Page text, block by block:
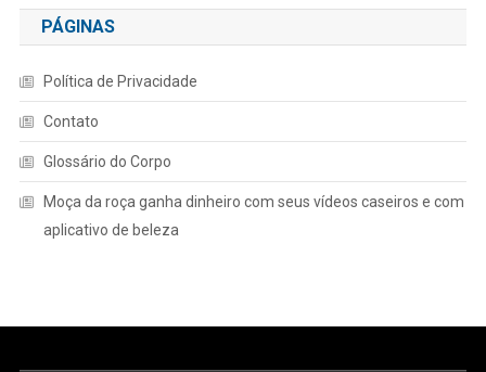
PÁGINAS
Política de Privacidade
Contato
Glossário do Corpo
Moça da roça ganha dinheiro com seus vídeos caseiros e com
aplicativo de beleza